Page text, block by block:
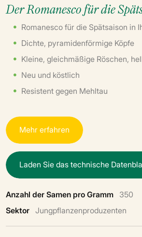
Der Romanesco für die
Romanesco für die Spätsaison in
Dichte, pyramidenförmige Köpfe
Kleine, gleichmäßige Röschen,
Neu und köstlich
Resistent gegen Mehltau
Mehrerfahren
Laden Siedastechnische Datenbla
Anzahl der Samen pro Gramm 350
Sektor Jungpflanzenproduzenten